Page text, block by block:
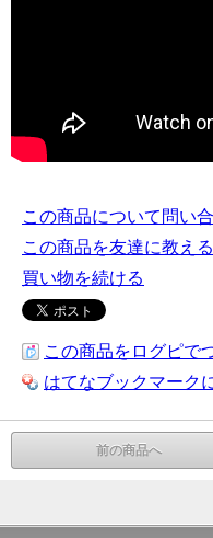
この商品について問い
この商品を友達に教える
買い物を続ける
この商品をログピで
はてなブックマーク
前の商品へ